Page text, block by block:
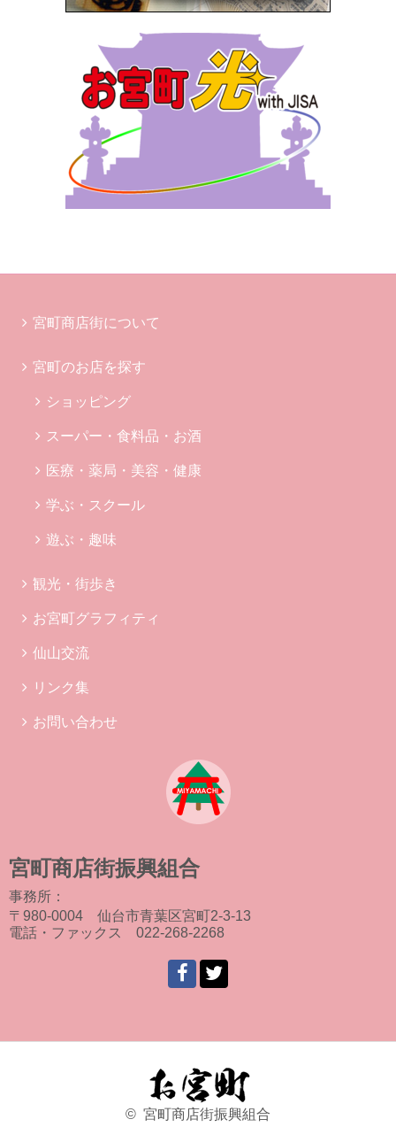
宮町商店街について
宮町のお店を探す
ショッピング
スーパー・食料品・お酒
医療・薬局・美容・健康
学ぶ・スクール
遊ぶ・趣味
観光・街歩き
お宮町グラフィティ
仙山交流
リンク集
お問い合わせ
宮町商店街振興組合
事務所：
〒980-0004 仙台市青葉区宮町2-3-13
電話・ファックス 022-268-2268
© 宮町商店街振興組合